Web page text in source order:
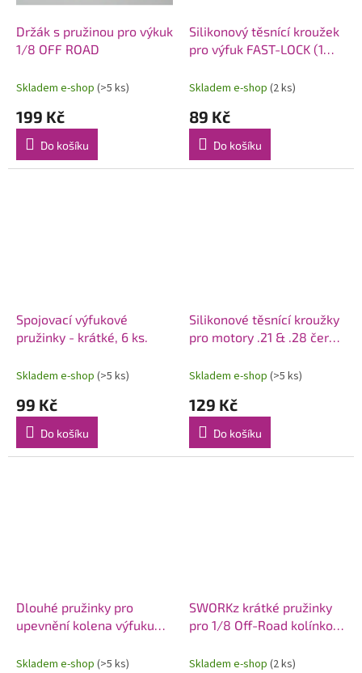
Držák s pružinou pro výkuk
1/8 OFF ROAD
Skladem e-shop (>5 ks)
199 Kč
Do košíku
Silikonový těsnící kroužek
pro výfuk FAST-LOCK (1
Skladem e-shop (2 ks)
89 Kč
Do košíku
Spojovací výfukové
pružinky - krátké, 6 ks.
Skladem e-shop (>5 ks)
99 Kč
Do košíku
Silikonové těsnící kroužky
pro motory .21 & .28 černé
Skladem e-shop (>5 ks)
129 Kč
Do košíku
Dlouhé pružinky pro
upevnění kolena výfuku
Skladem e-shop (>5 ks)
SWORKz krátké pružinky
pro 1/8 Off-Road kolínko a
Skladem e-shop (2 ks)